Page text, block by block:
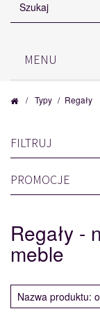
MENU
/ Typy / Regały
FILTRUJ
PROMOCJE
Regały -
meble